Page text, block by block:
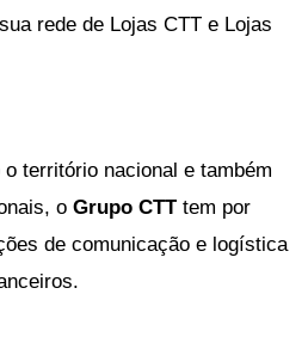
rede de Lojas CTT e Lojas
território nacional e também
o Grupo CTT tem por
de comunicação e logística